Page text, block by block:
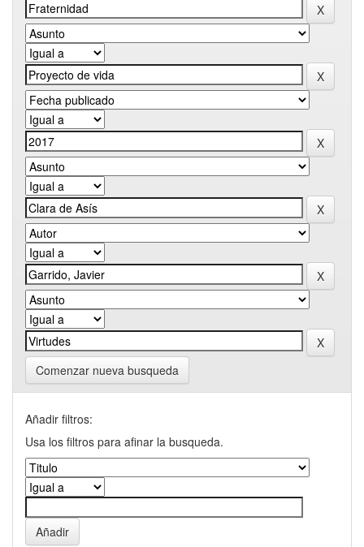
Comenzar nueva busqueda
Añadir filtros:
Usa los filtros para afinar la busqueda.